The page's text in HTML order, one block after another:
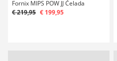
Fornix MIPS POW JJ Čelada
€ 219,95 € 199,95